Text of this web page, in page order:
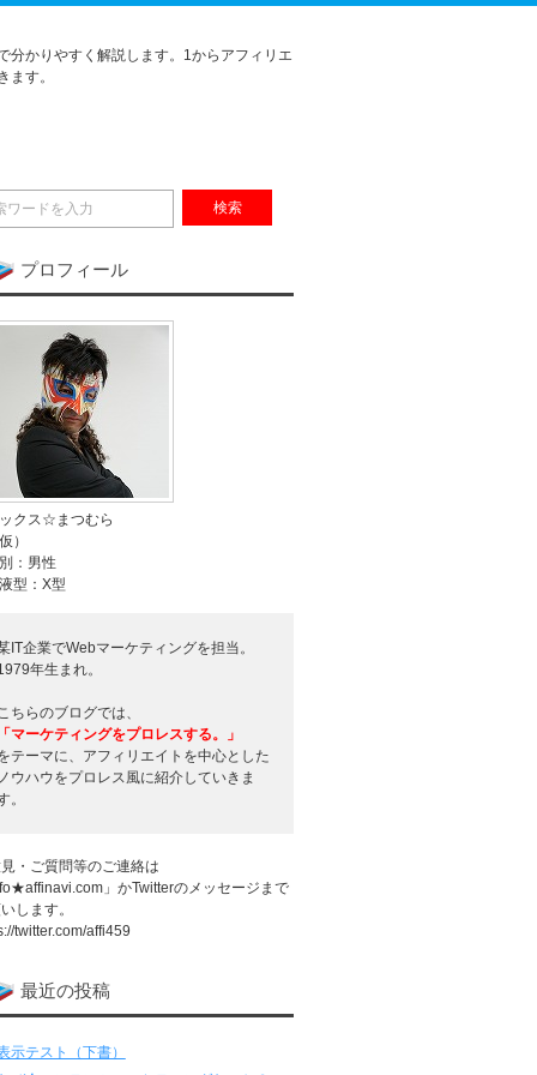
分かりやすく解説します。1からアフィリエ
ます。
プロフィール
クス☆まつむら
）
：男性
型：X型
IT企業でWebマーケティングを担当。
年生まれ。
ちらのブログでは、
マーケティングをプロレスする。」
テーマに、アフィリエイトを中心とした
ウハウをプロレス風に紹介していきま
。
・ご質問等のご連絡は
」かTwitterのメッセージまで
します。
twitter.com/affi459
最近の投稿
示テスト（下書）